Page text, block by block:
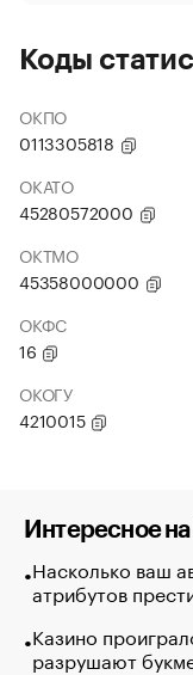
Коды
ОКПО
0113305818
ОКАТО
45280572000
ОКТМО
45358000000
ОКФС
16
ОКОГУ
4210015
Интересное
Насколько ваш
атрибутов
Казино
разрушают